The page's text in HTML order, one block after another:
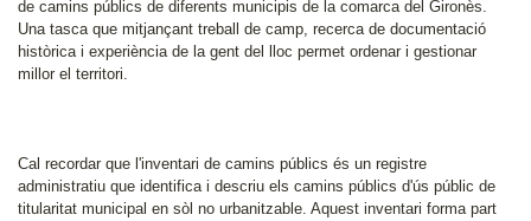
de camins públics de diferents municipis de la comarca del Gironès.
Una tasca que mitjançant treball de camp, recerca de documentació
històrica i experiència de la gent del lloc permet ordenar i gestionar
millor el territori.
Cal recordar que l'inventari de camins públics és un registre
administratiu que identifica i descriu els camins públics d'ús públic de
titularitat municipal en sòl no urbanitzable. Aquest inventari forma part